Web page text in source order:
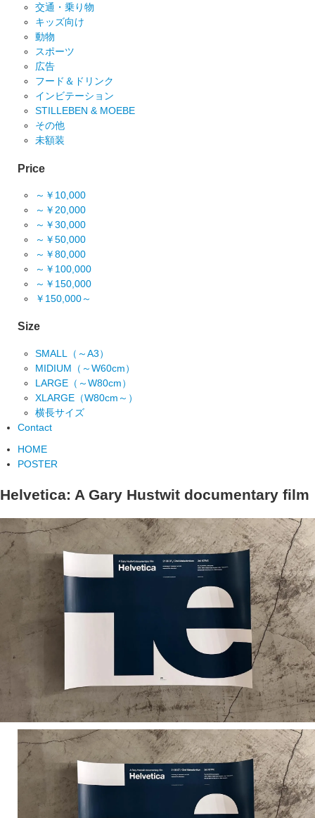
交通・乗り物
キッズ向け
動物
スポーツ
広告
フード＆ドリンク
インビテーション
STILLEBEN & MOEBE
その他
未額装
Price
～￥10,000
～￥20,000
～￥30,000
～￥50,000
～￥80,000
～￥100,000
～￥150,000
￥150,000～
Size
SMALL（～A3）
MIDIUM（～W60cm）
LARGE（～W80cm）
XLARGE（W80cm～）
横長サイズ
Contact
HOME
POSTER
Helvetica: A Gary Hustwit documentary film